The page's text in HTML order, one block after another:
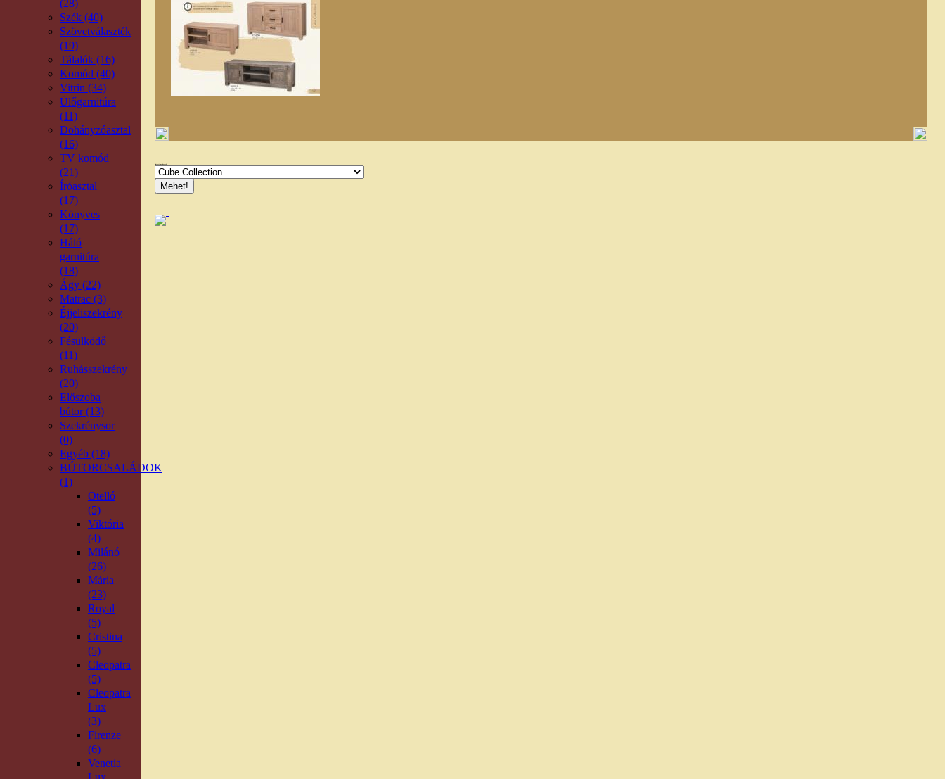
(28)
Szék (40)
Szövetválaszték
(19)
Tálalók (16)
Komód (40)
Vitrin (34)
Ülőgarnitúra
(11)
Dohányzóasztal
(16)
TV komód
(21)
Íróasztal
(17)
Könyves
(17)
Háló
garnitúra
(18)
Ágy (22)
Matrac (3)
Éjjeliszekrény
(20)
Fésülködő
(11)
Ruhásszekrény
(20)
Előszoba
bútor (13)
Szekrénysor
(0)
Egyéb (18)
BÚTORCSALÁDOK
(1)
Otelló
(5)
Viktória
(4)
Milánó
(26)
Mária
(23)
Royal
(5)
Cristina
(5)
Cleopatra
(5)
Cleopatra
Lux
(3)
Firenze
(6)
Venetia